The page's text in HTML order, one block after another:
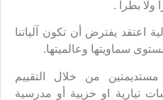
ولا بطرا .
اعتقد يفترض أن تكون آلياتنا
سماويتها وعالميتها.
من خلال التقييم
تيارية او حزبية أو مدرسية